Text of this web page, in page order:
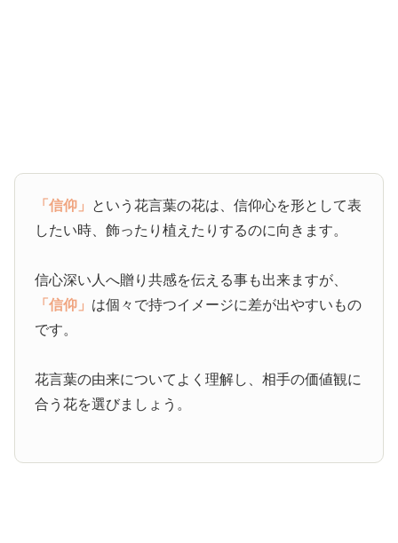
「信仰」 という花言葉の花は、信仰心を形として表
したい時、飾ったり植えたりするのに向きます。
信心深い人へ贈り共感を伝える事も出来ますが、
「信仰」 は個々で持つイメージに差が出やすいもの
です。
花言葉の由来についてよく理解し、相手の価値観に
合う花を選びましょう。